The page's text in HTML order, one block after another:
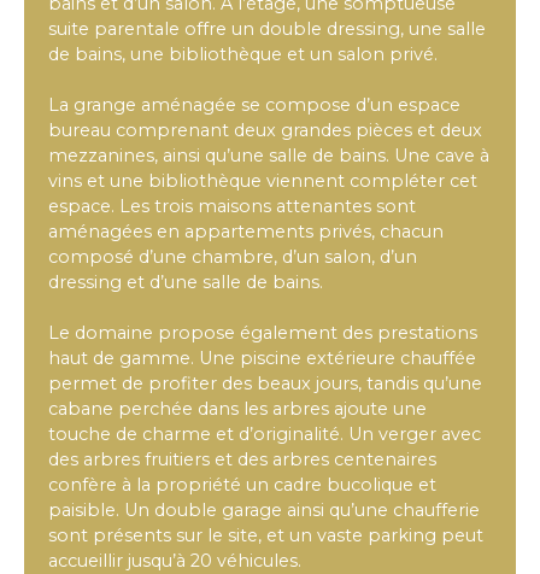
suite parentale offre un double dressing, une salle
de bains, une bibliothèque et un salon privé.
La grange aménagée se compose d’un espace
bureau comprenant deux grandes pièces et deux
mezzanines, ainsi qu’une salle de bains. Une cave à
vins et une bibliothèque viennent compléter cet
espace. Les trois maisons attenantes sont
aménagées en appartements privés, chacun
composé d’une chambre, d’un salon, d’un
dressing et d’une salle de bains.
Le domaine propose également des prestations
haut de gamme. Une piscine extérieure chauffée
permet de profiter des beaux jours, tandis qu’une
cabane perchée dans les arbres ajoute une
touche de charme et d’originalité. Un verger avec
des arbres fruitiers et des arbres centenaires
confère à la propriété un cadre bucolique et
paisible. Un double garage ainsi qu’une chaufferie
sont présents sur le site, et un vaste parking peut
accueillir jusqu’à 20 véhicules.